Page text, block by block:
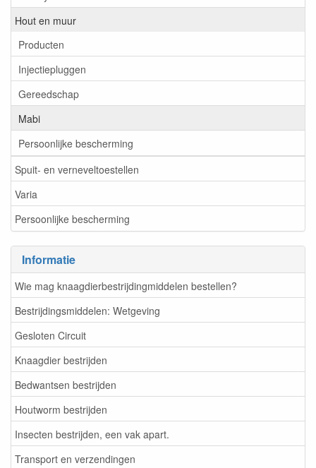
Hout en muur
Producten
Injectiepluggen
Gereedschap
Mabi
Persoonlijke bescherming
Spuit- en verneveltoestellen
Varia
Persoonlijke bescherming
Informatie
Wie mag knaagdierbestrijdingmiddelen bestellen?
Bestrijdingsmiddelen: Wetgeving
Gesloten Circuit
Knaagdier bestrijden
Bedwantsen bestrijden
Houtworm bestrijden
Insecten bestrijden, een vak apart.
Transport en verzendingen